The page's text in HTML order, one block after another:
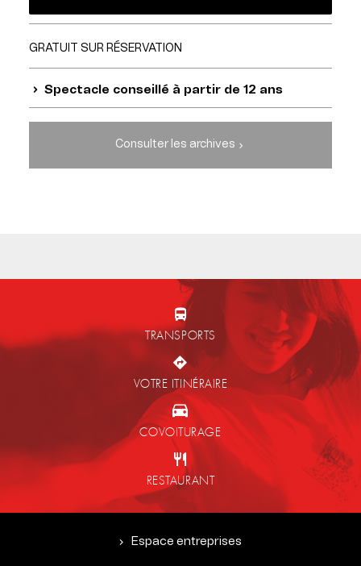
GRATUIT SUR RÉSERVATION
Spectacle conseillé à partir de 12 ans
Consulter les archives
TRANSPORTS
VOTRE ITINÉRAIRE
COVOITURAGE
RESTAURANT
Espace entreprises